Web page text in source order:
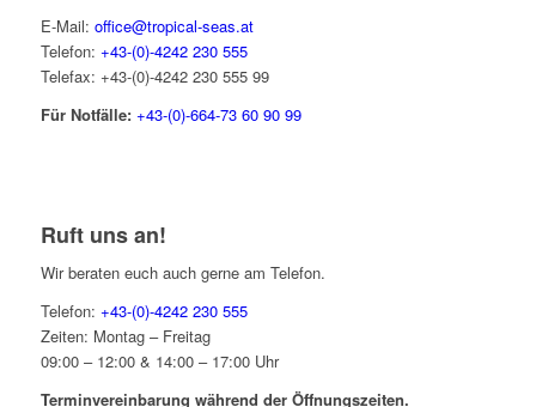
E-Mail: office@tropical-seas.at
Telefon: +43-(0)-4242 230 555
Telefax: +43-(0)-4242 230 555 99
Für Notfälle: +43-(0)-664-73 60 90 99
Ruft uns an!
Wir beraten euch auch gerne am Telefon.
Telefon: +43-(0)-4242 230 555
Zeiten: Montag – Freitag
09:00 – 12:00 & 14:00 – 17:00 Uhr
Terminvereinbarung während der Öffnungszeiten.